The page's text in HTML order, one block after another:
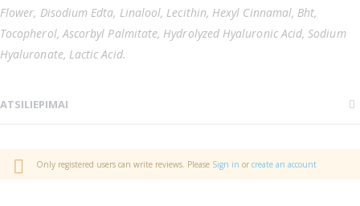
Flower, Disodium Edta, Linalool, Lecithin, Hexyl Cinnamal, Bht,
Tocopherol, Ascorbyl Palmitate, Hydrolyzed Hyaluronic Acid, Sodium
Hyaluronate, Lactic Acid.
ATSILIEPIMAI
Only registered users can write reviews. Please Sign in or create an account